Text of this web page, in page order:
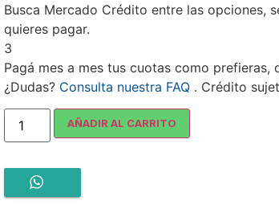
Busca Mercado Crédito entre las opciones,
quieres pagar.
3
Pagá mes a mes tus cuotas como prefieras,
¿Dudas? Consulta nuestra FAQ. Crédito
AÑADIR AL CARRITO